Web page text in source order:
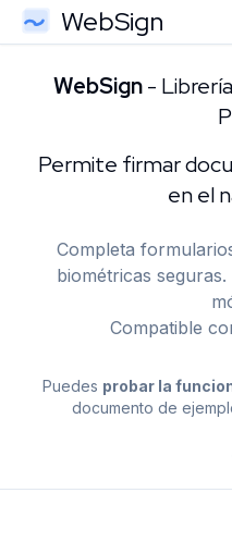
WebSign
WebSign-
Permite firmar
en el
Completa
biométricas
Compatible
Puedes probar la
documento de